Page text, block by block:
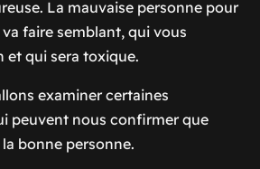
La mauvaise personne pour
faire semblant, qui vous
et qui sera toxique.
examiner certaines
peuvent nous confirmer que
bonne personne.